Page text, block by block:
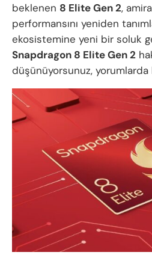
beklenen 8 Elite Gen 2,
performansını yeniden
ekosistemine yeni bir soluk
Snapdragon 8 Elite Gen 2
düşünüyorsunuz, yorumlarda